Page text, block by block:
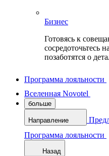
Бизнес
Готовясь к
сосредоточьтесь
позаботятся о
Программа лояльности
Вселенная Novotel
больше
Направление
Программа лояльности
Назад